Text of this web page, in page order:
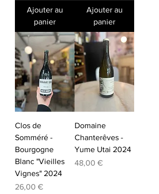
Ajouter au
panier
Ajouter au
panier
Clos de
Somméré -
Bourgogne
Blanc "Vieilles
Vignes" 2024
Prix
26,00 €
Domaine
Chanterêves -
Yume Utai 2024
Prix
48,00 €